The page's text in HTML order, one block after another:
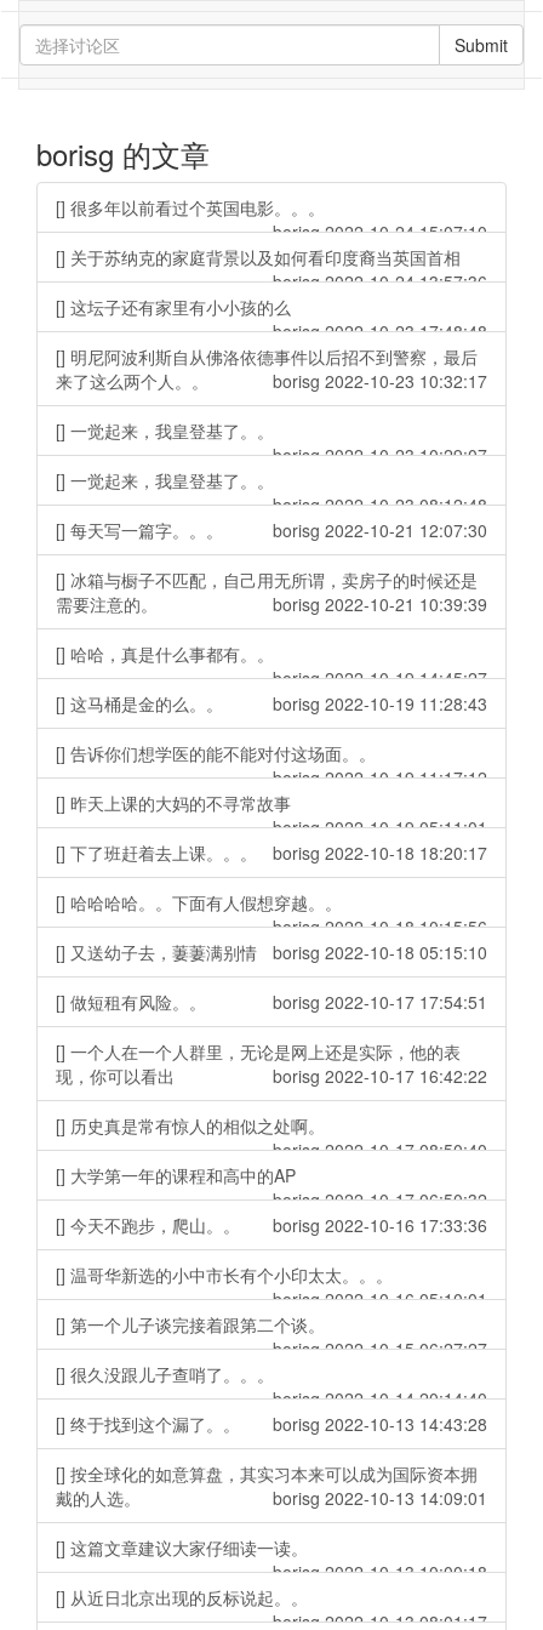
Submit
borisg 的文章
[] 很多年以前看过个英国电影。。。
borisg 2022-10-24 15:07:10
[] 关于苏纳克的家庭背景以及如何看印度裔当英国首相
borisg 2022-10-24 13:57:36
[] 这坛子还有家里有小小孩的么
borisg 2022-10-23 17:48:48
[] 明尼阿波利斯自从佛洛依德事件以后招不到警察，最后
来了这么两个人。。
borisg 2022-10-23 10:32:17
[] 一觉起来，我皇登基了。。
borisg 2022-10-23 10:29:07
[] 一觉起来，我皇登基了。。
borisg 2022-10-23 08:12:48
[] 每天写一篇字。。。
borisg 2022-10-21 12:07:30
[] 冰箱与橱子不匹配，自己用无所谓，卖房子的时候还是
需要注意的。
borisg 2022-10-21 10:39:39
[] 哈哈，真是什么事都有。。
borisg 2022-10-19 14:45:27
[] 这马桶是金的么。。
borisg 2022-10-19 11:28:43
[] 告诉你们想学医的能不能对付这场面。。
borisg 2022-10-19 11:17:12
[] 昨天上课的大妈的不寻常故事
borisg 2022-10-19 05:11:01
[] 下了班赶着去上课。。。
borisg 2022-10-18 18:20:17
[] 哈哈哈哈。。下面有人假想穿越。。
borisg 2022-10-18 10:15:56
[] 又送幼子去，萋萋满别情
borisg 2022-10-18 05:15:10
[] 做短租有风险。。 borisg 2022-10-17 17:54:51
[] 一个人在一个人群里，无论是网上还是实际，他的表
现，你可以看出
borisg 2022-10-17 16:42:22
[] 历史真是常有惊人的相似之处啊。
borisg 2022-10-17 08:50:40
[] 大学第一年的课程和高中的AP
borisg 2022-10-17 06:50:32
[] 今天不跑步，爬山。。
borisg 2022-10-16 17:33:36
[] 温哥华新选的小中市长有个小印太太。。。
borisg 2022-10-16 05:10:01
[] 第一个儿子谈完接着跟第二个谈。
borisg 2022-10-15 06:27:27
[] 很久没跟儿子查哨了。。。
borisg 2022-10-14 20:14:40
[] 终于找到这个漏了。。
borisg 2022-10-13 14:43:28
[] 按全球化的如意算盘，其实习本来可以成为国际资本拥
戴的人选。
borisg 2022-10-13 14:09:01
[] 这篇文章建议大家仔细读一读。
borisg 2022-10-13 10:00:18
[] 从近日北京出现的反标说起。。
borisg 2022-10-13 08:01:17